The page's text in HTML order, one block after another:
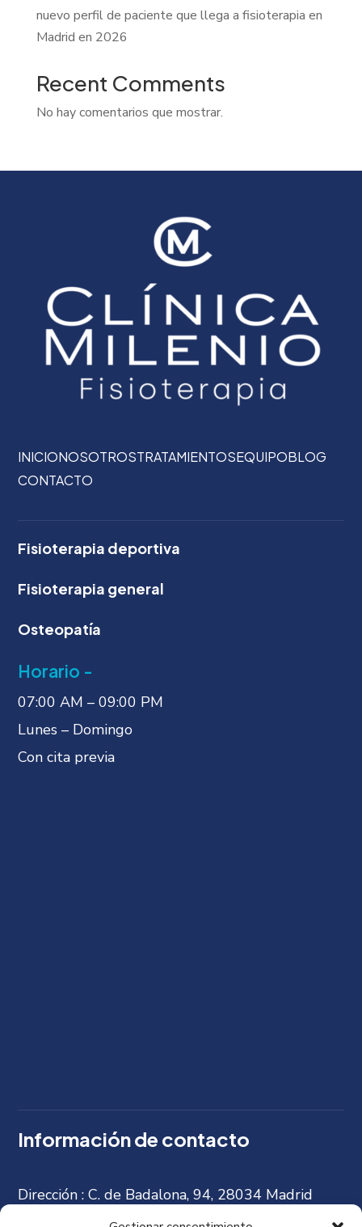
nuevo perfil de paciente que llega a fisioterapia en
Madrid en 2026
Recent Comments
No hay comentarios que mostrar.
INICIONOSOTROSTRATAMIENTOSEQUIPOBLOG
CONTACTO
Fisioterapia deportiva
Fisioterapia general
Osteopatía
Horario -
07:00 AM – 09:00 PM
Lunes – Domingo
Con cita previa
Información de contacto
Dirección :C. de Badalona, 94, 28034 Madrid